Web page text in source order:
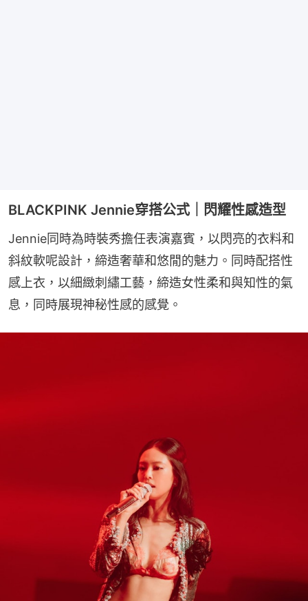
BLACKPINK Jennie穿搭公式｜閃耀性感造型
Jennie同時為時裝秀擔任表演嘉賓，以閃亮的衣料和
斜紋軟呢設計，締造奢華和悠閒的魅力。同時配搭性
感上衣，以細緻刺繡工藝，締造女性柔和與知性的氣
息，同時展現神秘性感的感覺。